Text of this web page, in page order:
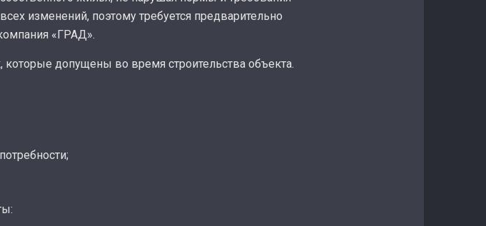
изменений, поэтому требуется предварительно
«ГРАД».
допущены во время строительства объекта.